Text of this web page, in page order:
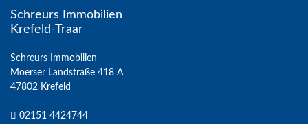
Schreurs Immobilien
Krefeld-Traar
Schreurs Immobilien
Moerser Landstraße 418 A
47802 Krefeld
02151 4424744